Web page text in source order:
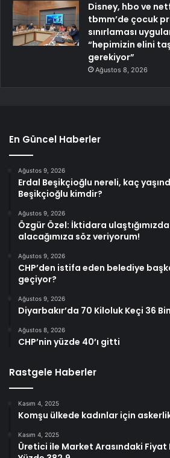
Disney, hbo ve
tbmm’de çocuk
sınırlaması
“hepimizin elini
gerekiyor”
Ağustos 8, 2026
En Güncel Haberler
Ağustos 9, 2026
Erdal Beşikçioğlu nereli, kaç
Beşikçioğlu kimdir?
Ağustos 9, 2026
Özgür Özel: İktidara
alacağımıza söz veriyorum!
Ağustos 9, 2026
CHP’den istifa eden belediye
geçiyor?
Ağustos 9, 2026
Diyarbakır’da 70 Kiloluk Keçi 36
Ağustos 8, 2026
CHP’nin yüzde 40’ı gitti
Rastgele Haberler
Kasım 4, 2025
Komşu ülkede kadınlar için
Kasım 4, 2025
Üretici ile Market Arasındaki Fiyat